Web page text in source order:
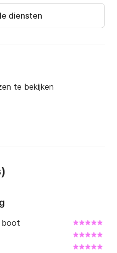
diensten
te bekijken
)
boot